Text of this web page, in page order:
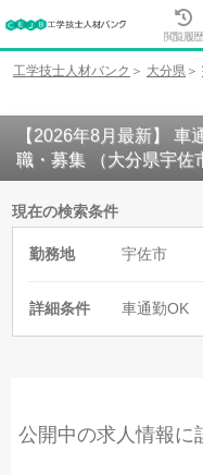
閲覧履歴
工学技士人材バンク 大分県
【2026年8月最新】
職・募集 （大分県宇佐
現在の検索条件
勤務地 宇佐市
詳細条件 車通勤OK
公開中の求人情報に